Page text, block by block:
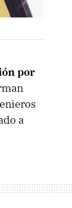
por
a